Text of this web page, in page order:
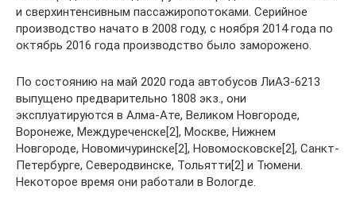
и сверхинтенсивным пассажиропотоками. Серийное
производство начато в 2008 году, с ноября 2014 года по
октябрь 2016 года производство было заморожено.
По состоянию на май 2020 года автобусов ЛиАЗ-6213
выпущено предварительно 1808 экз., они
эксплуатируются в Алма-Ате, Великом Новгороде,
Воронеже, Междуреченске[2], Москве, Нижнем
Новгороде, Новомичуринске[2], Новомосковске[2], Санкт-
Петербурге, Северодвинске, Тольятти[2] и Тюмени.
Некоторое время они работали в Вологде.